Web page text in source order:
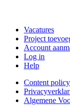
Vacatures
Project
Account
Log in
Help
Content policy
Algemene